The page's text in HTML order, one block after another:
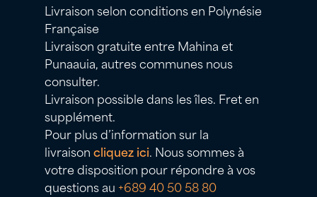
Livraison selon conditions en Polynésie
Française
Livraison gratuite entre Mahina et
Punaauia, autres communes nous
consulter.
Livraison possible dans les îles. Fret en
supplément.
Pour plus d’information sur la
livraisoncliquez ici. Nous sommes à
votre disposition pour répondre à vos
questions au +689 40 50 58 80